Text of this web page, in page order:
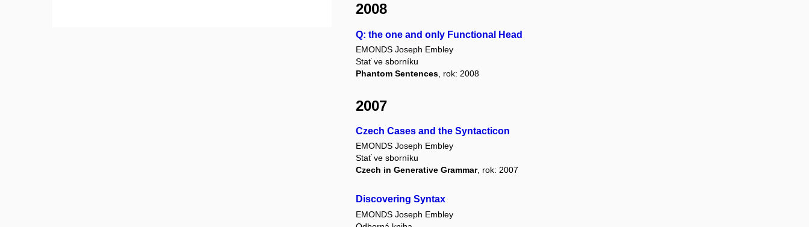
2008
Q: the one and only Functional Head
EMONDS Joseph Embley
Stať ve sborníku
Phantom Sentences , rok: 2008
2007
Czech Cases and the Syntacticon
EMONDS Joseph Embley
Stať ve sborníku
Czech in Generative Grammar, rok: 2007
Discovering Syntax
EMONDS Joseph Embley